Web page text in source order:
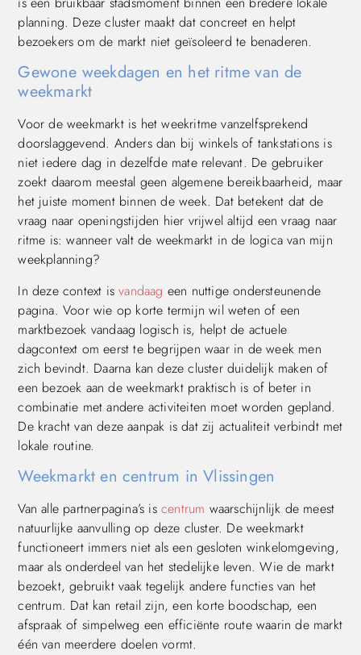
planning. Deze cluster maakt dat concreet en helpt
bezoekers om de markt niet geïsoleerd te benaderen.
Gewone weekdagen en het ritme van de
weekmarkt
Voor de weekmarkt is het weekritme vanzelfsprekend
doorslaggevend. Anders dan bij winkels of tankstations is
niet iedere dag in dezelfde mate relevant. De gebruiker
zoekt daarom meestal geen algemene bereikbaarheid, maar
het juiste moment binnen de week. Dat betekent dat de
vraag naar openingstijden hier vrijwel altijd een vraag naar
ritme is: wanneer valt de weekmarkt in de logica van mijn
weekplanning?
In deze context isvandaag een nuttige ondersteunende
pagina. Voor wie op korte termijn wil weten of een
marktbezoek vandaag logisch is, helpt de actuele
dagcontext om eerst te begrijpen waar in de week men
zich bevindt. Daarna kan deze cluster duidelijk maken of
een bezoek aan de weekmarkt praktisch is of beter in
combinatie met andere activiteiten moet worden gepland.
De kracht van deze aanpak is dat zij actualiteit verbindt met
lokale routine.
Weekmarkt en centrum in Vlissingen
Van alle partnerpagina’s is centrum waarschijnlijk de meest
natuurlijke aanvulling op deze cluster. De weekmarkt
functioneert immers niet als een gesloten winkelomgeving,
maar als onderdeel van het stedelijke leven. Wie de markt
bezoekt, gebruikt vaak tegelijk andere functies van het
centrum. Dat kan retail zijn, een korte boodschap, een
afspraak of simpelweg een efficiënte route waarin de markt
één van meerdere doelen vormt.